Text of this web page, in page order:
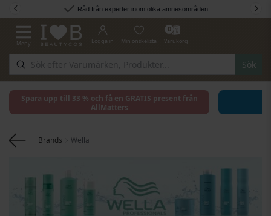
Hoppa till innehålletRåd från experter inom olika ämnesområden
Växla Nav
Meny
Sök
Logga in Min önskelista
0
Varukorg
Spara upp till 33 % och få en GRATIS present från
AllMatters
Brands Wella